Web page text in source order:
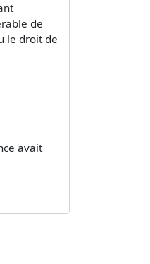
de
le droit de
avait